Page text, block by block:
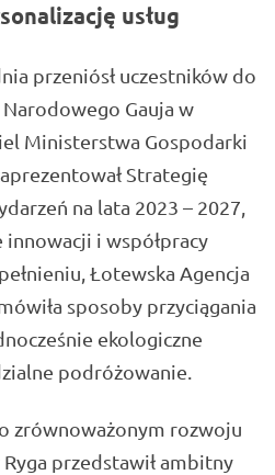
usług
przeniósł uczestników do
Gauja w
Ministerstwa Gospodarki
Strategię
na lata 2023 – 2027,
innowacji i współpracy
Łotewska Agencja
sposoby przyciągania
ekologiczne
podróżowanie.
zrównoważonym rozwoju
przedstawił ambitny